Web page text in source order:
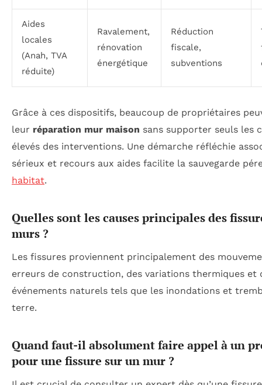
Aides
locales
(Anah, TVA
réduite)
Ravalement,
rénovation
énergétique
Réduction
fiscale,
subventions
Grâce à ces dispositifs, beaucoup de propriétaires
leur réparation mur maison sans supporter seuls les
élevés des interventions. Une démarche réfléchie
sérieux et recours aux aides facilite la sauvegarde
habitat.
Quelles sont les causes principales des
murs ?
Les fissures proviennent principalement des
erreurs de construction, des variations thermiques et
événements naturels tels que les inondations et
terre.
Quand faut-il absolument faire appel à un
pour une fissure sur un mur ?